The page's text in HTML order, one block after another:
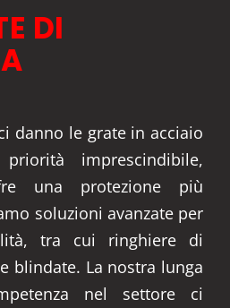
DI
danno le grate in acciaio
imprescindibile,
una protezione più
soluzioni avanzate per
tra cui ringhiere di
blindate. La nostra lunga
nel settore ci